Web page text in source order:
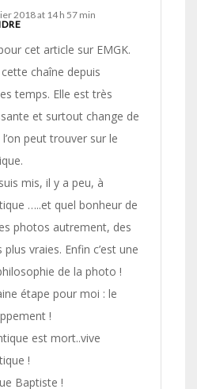
2018 at 14 h 57 min
cet article sur EMGK.
cette chaîne depuis
temps. Elle est très
et surtout change de
l’on peut trouver sur le
mis, il y a peu, à
…..et quel bonheur de
photos autrement, des
vraies. Enfin c’est une
de la photo !
étape pour moi : le
!
est mort..vive
!
Baptiste !